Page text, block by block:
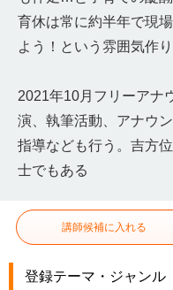
育休は常に約半年で現
よう！という雰囲気作り
2021年10月フリーアナ
演、執筆活動、アナウ
指導なども行う。吉方
士でもある
講師候補に入れる
登録テーマ・ジャンル